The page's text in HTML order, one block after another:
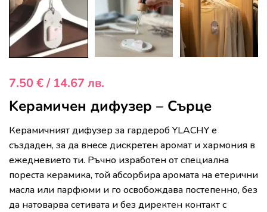
7.50 €/ 14.67 лв.
Kерамичен дифузер – Сърце
Керамичният дифузер за гардероб YLACHY е
създаден, за да внесе дискретен аромат и хармония в
ежедневието ти. Ръчно изработен от специална
пореста керамика, той абсорбира аромата на етерични
масла или парфюми и го освобождава постепенно, без
да натоварва сетивата и без директен контакт с